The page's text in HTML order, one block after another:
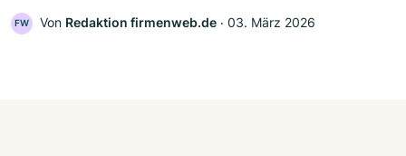
FW Von Redaktion firmenweb.de ‧ 03. März 2026